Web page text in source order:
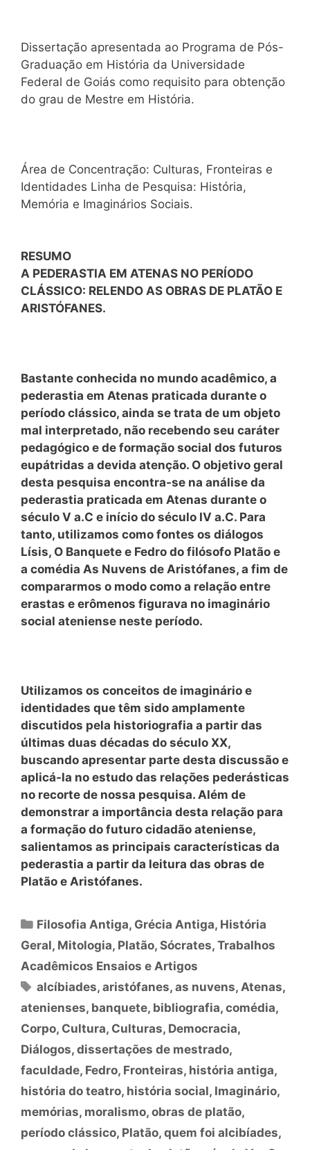
Dissertação apresentada ao Programa de Pós-
Graduação em História da Universidade
Federal de Goiás como requisito para obtenção
do grau de Mestre em História.
Área de Concentração: Culturas, Fronteiras e
Identidades Linha de Pesquisa: História,
Memória e Imaginários Sociais.
RESUMO
A PEDERASTIA EM ATENAS NO PERÍODO
CLÁSSICO: RELENDO AS OBRAS DE PLATÃO E
ARISTÓFANES.
Bastante conhecida no mundo acadêmico, a
pederastia em Atenas praticada durante o
período clássico, ainda se trata de um objeto
mal interpretado, não recebendo seu caráter
pedagógico e de formação social dos futuros
eupátridas a devida atenção. O objetivo geral
desta pesquisa encontra-se na análise da
pederastia praticada em Atenas durante o
século V a.C e início do século IV a.C. Para
tanto, utilizamos como fontes os diálogos
Lísis, O Banquete e Fedro do filósofo Platão e
a comédia As Nuvens de Aristófanes, a fim de
compararmos o modo como a relação entre
erastas e erômenos figurava no imaginário
social ateniense neste período.
Utilizamos os conceitos de imaginário e
identidades que têm sido amplamente
discutidos pela historiografia a partir das
últimas duas décadas do século XX,
buscando apresentar parte desta discussão e
aplicá-la no estudo das relações pederásticas
no recorte de nossa pesquisa. Além de
demonstrar a importância desta relação para
a formação do futuro cidadão ateniense,
salientamos as principais características da
pederastia a partir da leitura das obras de
Platão e Aristófanes.
Categorias
Filosofia Antiga, Grécia Antiga, História
Geral, Mitologia, Platão, Sócrates, Trabalhos
Acadêmicos Ensaios e Artigos
Tags
alcíbiades,aristófanes,as nuvens,Atenas,
atenienses, banquete, bibliografia, comédia,
Corpo, Cultura, Culturas, Democracia,
Diálogos, dissertações de mestrado,
faculdade, Fedro, Fronteiras, história antiga,
história do teatro, história social, Imaginário,
memórias, moralismo, obras de platão,
período clássico, Platão, quem foi alcibíades,